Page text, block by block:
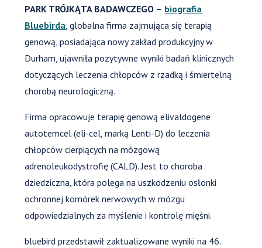
PARK TRÓJKĄTA BADAWCZEGO – biografia
Bluebirda , globalna firma zajmująca się terapią
genową, posiadająca nowy zakład produkcyjny w
Durham, ujawniła pozytywne wyniki badań klinicznych
dotyczących leczenia chłopców z rzadką i śmiertelną
chorobą neurologiczną.
Firma opracowuje terapię genową elivaldogene
autotemcel (eli-cel, marką Lenti-D) do leczenia
chłopców cierpiących na mózgową
adrenoleukodystrofię (CALD). Jest to choroba
dziedziczna, która polega na uszkodzeniu osłonki
ochronnej komórek nerwowych w mózgu
odpowiedzialnych za myślenie i kontrolę mięśni.
bluebird przedstawił zaktualizowane wyniki na 46.